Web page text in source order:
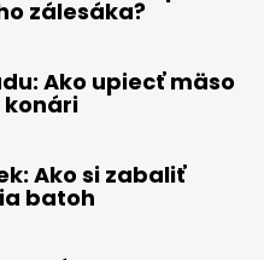
zálesáka?
Ako upiecť mäso
konári
Ako si zabaliť
batoh